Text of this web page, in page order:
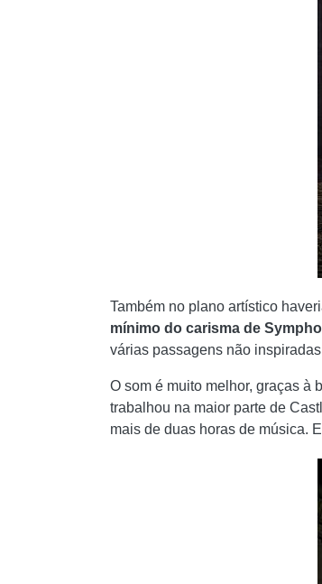
Também no plano artístico
mínimo do carisma de
várias passagens não
O som é muito melhor, graças à
trabalhou na maior parte de
mais de duas horas de música.